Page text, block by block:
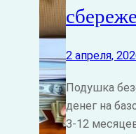
2 апреля,
Подушка
денег на
3-12